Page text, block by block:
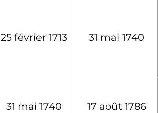
25 février 1713 31 mai 1740
31 mai 1740 17 août 1786